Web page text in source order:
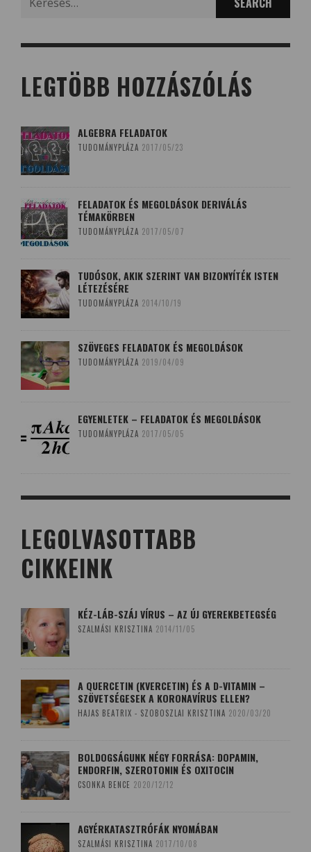
for:
LEGTÖBB HOZZÁSZÓLÁS
ALGEBRA FELADATOK
TUDOMÁNYPLÁZA 2017/05/23
FELADATOK ÉS MEGOLDÁSOK DERIVÁLÁS
TÉMAKÖRBEN
TUDOMÁNYPLÁZA 2017/05/07
TUDÓSOK, AKIK SZERINT VAN BIZONYÍTÉK ISTEN
LÉTEZÉSÉRE
TUDOMÁNYPLÁZA 2014/10/19
SZÖVEGES FELADATOK ÉS MEGOLDÁSOK
TUDOMÁNYPLÁZA 2019/04/09
EGYENLETEK – FELADATOK ÉS MEGOLDÁSOK
TUDOMÁNYPLÁZA 2017/05/05
LEGOLVASOTTABB
CIKKEINK
KÉZ-LÁB-SZÁJ VÍRUS – AZ ÚJ GYEREKBETEGSÉG
SZALMÁSI KRISZTINA 2014/11/05
A QUERCETIN (KVERCETIN) ÉS A D-VITAMIN –
SZÖVETSÉGESEK A KORONAVÍRUS ELLEN?
HAJAS BEATRIX - SZOBOSZLAI KRISZTINA 2020/03/20
BOLDOGSÁGUNK NÉGY FORRÁSA: DOPAMIN,
ENDORFIN, SZEROTONIN ÉS OXITOCIN
CSONKA BENCE 2020/12/12
AGYÉRKATASZTRÓFÁK NYOMÁBAN
SZALMÁSI KRISZTINA 2017/10/08